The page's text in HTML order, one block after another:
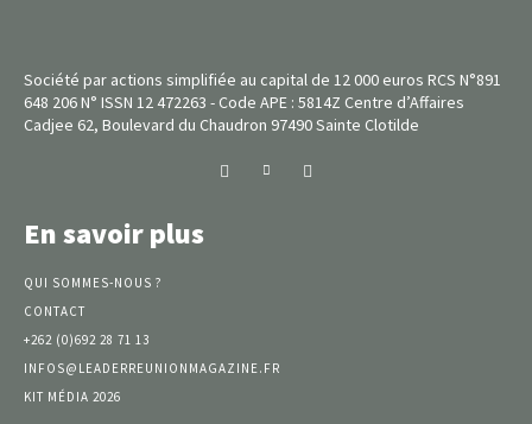
Société par actions simplifiée au capital de 12 000 euros RCS N°891
648 206 N° ISSN 12 472263 - Code APE : 5814Z Centre d’Affaires
Cadjee 62, Boulevard du Chaudron 97490 Sainte Clotilde
En savoir plus
QUI SOMMES-NOUS ?
CONTACT
+262 (0)692 28 71 13
INFOS@LEADERREUNIONMAGAZINE.FR
KIT MÉDIA 2026